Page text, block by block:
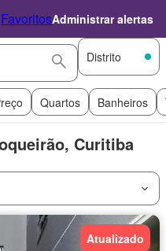
FavoritosAdministrar alertas
Distrito
Quartos Banheiros
Curitiba
Atualizado